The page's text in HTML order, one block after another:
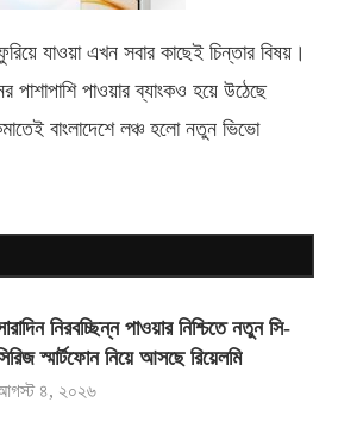
যাওয়া এখন সবার কাছেই চিন্তার বিষয়।
পাশাপাশি পাওয়ার ব্যাংকও হয়ে উঠেছে
বাংলাদেশে লঞ্চ হলো নতুন ভিভো
নিরবচ্ছিন্ন পাওয়ার নিশ্চিতে নতুন সি-
স্মার্টফোন নিয়ে আসছে রিয়েলমি
৪, ২০২৬